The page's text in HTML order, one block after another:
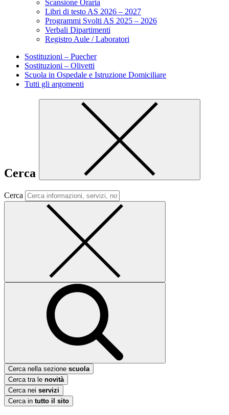
Scansione Oraria
Libri di testo AS 2026 – 2027
Programmi Svolti AS 2025 – 2026
Verbali Dipartimenti
Registro Aule / Laboratori
Sostituzioni – Puecher
Sostituzioni – Olivetti
Scuola in Ospedale e Istruzione Domiciliare
Tutti gli argomenti
Cerca
Cerca
Cerca nella sezione scuola
Cerca tra le novità
Cerca nei servizi
Cerca in tutto il sito